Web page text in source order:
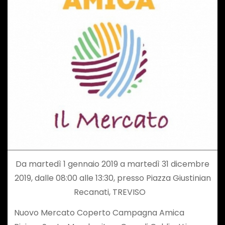
Da martedì 1 gennaio 2019 a martedì 31 dicembre
2019, dalle 08:00 alle 13:30, presso Piazza Giustinian
Recanati, TREVISO
Nuovo Mercato Coperto Campagna Amica